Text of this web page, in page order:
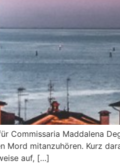
Commissaria Maddalena
Mord mitanzuhören. Kurz
auf, […]